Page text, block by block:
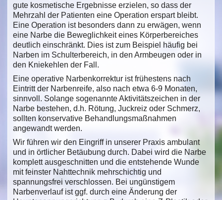
gute kosmetische Ergebnisse erzielen, so dass der
Mehrzahl der Patienten eine Operation erspart bleibt.
Eine Operation ist besonders dann zu erwägen, wenn
eine Narbe die Beweglichkeit eines Körperbereiches
deutlich einschränkt. Dies ist zum Beispiel häufig bei
Narben im Schulterbereich, in den Armbeugen oder in
den Kniekehlen der Fall.
Eine operative Narbenkorrektur ist frühestens nach
Eintritt der Narbenreife, also nach etwa 6-9 Monaten,
sinnvoll. Solange sogenannte Aktivitätszeichen in der
Narbe bestehen, d.h. Rötung, Juckreiz oder Schmerz,
sollten konservative Behandlungsmaßnahmen
angewandt werden.
Wir führen wir den Eingriff in unserer Praxis ambulant
und in örtlicher Betäubung durch. Dabei wird die Narbe
komplett ausgeschnitten und die entstehende Wunde
mit feinster Nahttechnik mehrschichtig und
spannungsfrei verschlossen. Bei ungünstigem
Narbenverlauf ist ggf. durch eine Änderung der